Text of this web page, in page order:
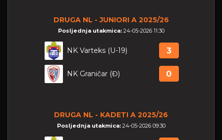
DRUGA NL - JUNIORI A 2025/26
Posljednja utakmica: 24-05-2026 11:30
NK Varteks (U-19) 3
NK Graničar (Đ) 0
DRUGA NL - KADETI A 2025/26
Posljednja utakmica: 24-05-2026 09:30